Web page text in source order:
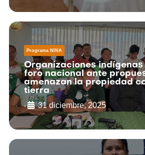
Programa NINA
Organizaciones
foro nacional ante
amenazan la propiedad
tierra
• 31 diciembre, 2025